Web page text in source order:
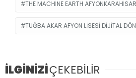
THE MACHINE EARTH
TUĞBA AKAR AFYON LISESI DIJITAL
İLGİNİZİÇEKEBİLİR